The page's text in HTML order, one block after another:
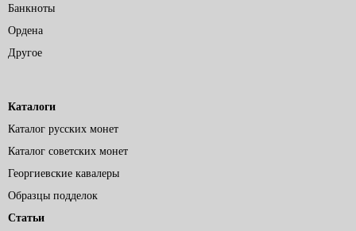
Банкноты
Ордена
Другое
Каталоги
Каталог русских монет
Каталог советских монет
Георгиевские кавалеры
Образцы подделок
Статьи